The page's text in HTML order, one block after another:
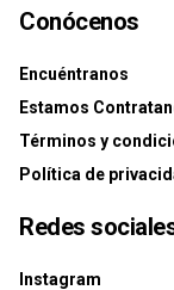
Conócenos
Encuéntranos
Estamos
Términos y
Política de
Redes
Instagram